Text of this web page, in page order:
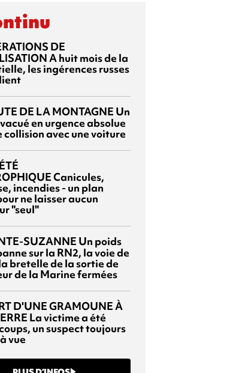
DE
A huit mois de la
les ingérences russes
DE LA MONTAGNE Un
en urgence absolue
collision avec une voiture
Canicules,
incendies - un plan
ne laisser aucun
"seul"
SUZANNE Un poids
sur la RN2, la voie de
bretelle de la sortie de
de la Marine fermées
D'UNE GRAMOUNE À
La victime a été
un suspect toujours
vue